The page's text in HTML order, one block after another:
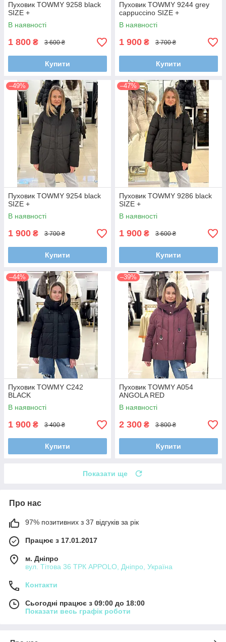
Пуховик TOWMY 9258 black
SIZE +
В наявності
1 800 ₴ 3 600 ₴
Купити
Пуховик TOWMY 9244 grey
cappuccino SIZE +
В наявності
1 900 ₴ 3 700 ₴
Купити
–49%
Пуховик TOWMY 9254 black
SIZE +
В наявності
1 900 ₴ 3 700 ₴
Купити
–47%
Пуховик TOWMY 9286 black
SIZE +
В наявності
1 900 ₴ 3 600 ₴
Купити
–44%
Пуховик TOWMY C242
BLACK
В наявності
1 900 ₴ 3 400 ₴
Купити
–39%
Пуховик TOWMY A054
ANGOLA RED
В наявності
2 300 ₴ 3 800 ₴
Купити
Показати ще
Про нас
97% позитивних з 37 відгуків за рік
Працює з 17.01.2017
м. Дніпро
вул. Тітова 36 ТРК APPOLO, Дніпро, Україна
Контакти
Сьогодні працює з 09:00 до 18:00
Показати весь графік роботи